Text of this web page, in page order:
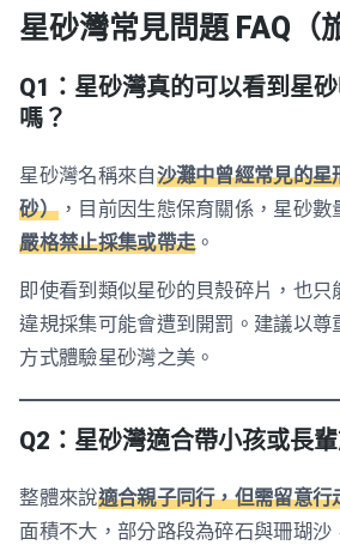
星砂灣常見問題 FAQ（
Q1：星砂灣真的可以看到星
嗎？
星砂灣名稱來自沙灘中曾經常見的星
砂） ，目前因生態保育關係，星砂
嚴格禁止採集或帶走。
即使看到類似星砂的貝殼碎片，也只
違規採集可能會遭到開罰。建議以尊
方式體驗星砂灣之美。
Q2：星砂灣適合帶小孩或長
整體來說適合親子同行，但需留意行
面積不大，部分路段為碎石與珊瑚沙